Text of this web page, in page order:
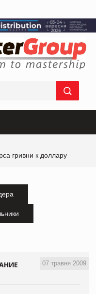
гривни к доллару
07 травня 2009